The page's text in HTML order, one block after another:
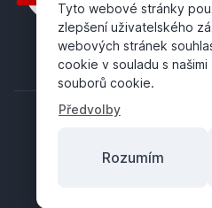
Tyto webové stránky
zlepšení uživatelského
webových stránek
cookie v souladu s
souborů cookie.
Předvolby
Rozumím